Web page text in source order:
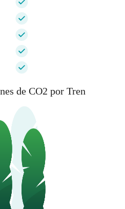
de CO2 por Tren